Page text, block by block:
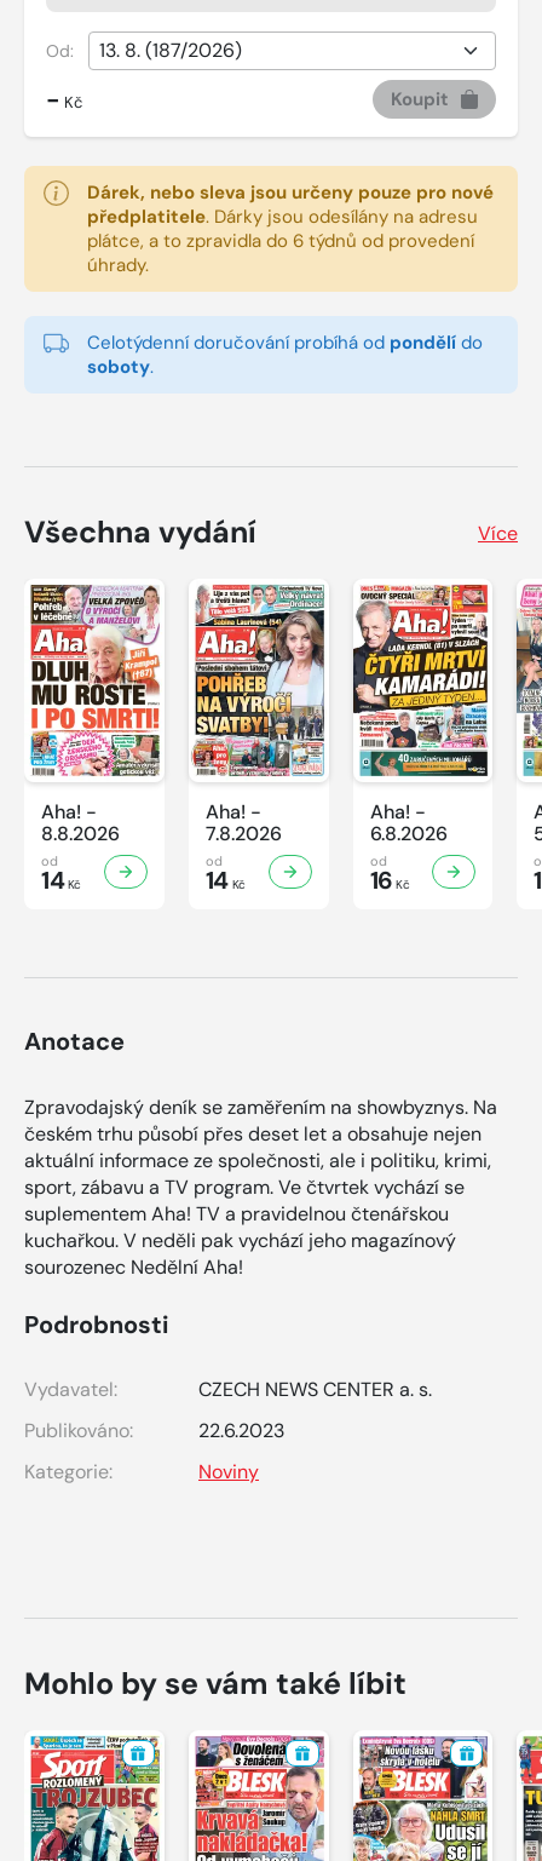
Od:
- Kč Koupit
Dárek, nebo sleva jsou určeny pouze pro nové
předplatitele. Dárky jsou odesílány na adresu
plátce, a to zpravidla do 6 týdnů od provedení
úhrady.
Celotýdenní doručování probíhá od pondělí do
soboty.
Všechna vydání Více
Aha! -
8.8.2026
od
14Kč
Aha! -
7.8.2026
od
14Kč
Aha! -
6.8.2026
od
16 Kč
Anotace
Zpravodajský deník se zaměřením na showbyznys. Na
českém trhu působí přes deset let a obsahuje nejen
aktuální informace ze společnosti, ale i politiku, krimi,
sport, zábavu a TV program. Ve čtvrtek vychází se
suplementem Aha! TV a pravidelnou čtenářskou
kuchařkou. V neděli pak vychází jeho magazínový
sourozenec Nedělní Aha!
Podrobnosti
Vydavatel:
CZECH NEWS CENTER a. s.
Publikováno:
22.6.2023
Kategorie:
Noviny
Mohlo by se vám také líbit